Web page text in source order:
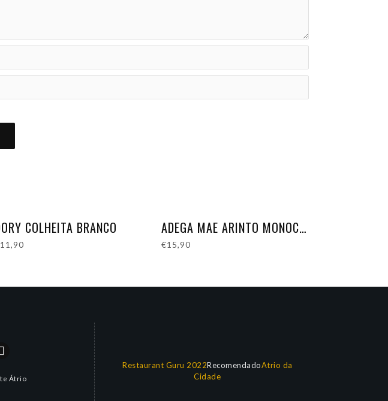
COLHEITA BRANCO
11,90
ADEGA MAE ARINTO MONOCASTA
€15,90
Átrio
Restaurant Guru 2022RecomendadoAtrio da
Cidade